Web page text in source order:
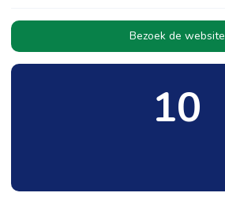
Bezoek de website
10